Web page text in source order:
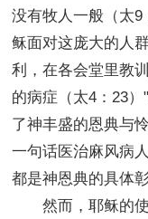
没有牧人一般（太
稣面对这庞大的人
利，在各会堂里教
的病症（太4：23
了神丰盛的恩典与
一句话医治麻风病
都是神恩典的具体
然而，耶稣的使